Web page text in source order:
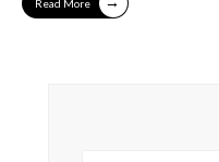
Read More